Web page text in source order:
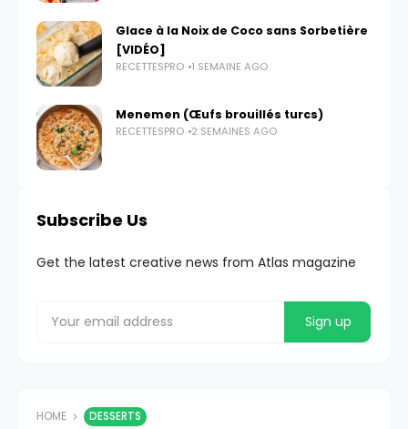
Glace à la Noix de Coco sans Sorbetière
[VIDÉO]
RECETTESPRO 1 SEMAINE AGO
Menemen (Œufs brouillés turcs)
RECETTESPRO 2 SEMAINES AGO
Subscribe Us
Get the latest creative news from Atlas magazine
HOME DESSERTS